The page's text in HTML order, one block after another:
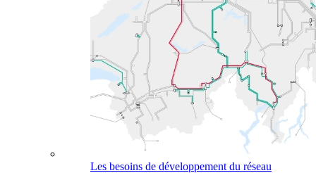
Les besoins de développement du réseau